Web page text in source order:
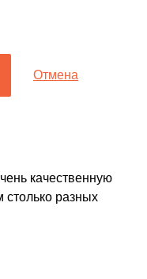
Отмена
качественную
разных